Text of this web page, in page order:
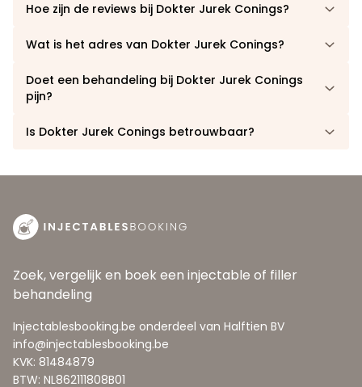
Hoe zijn de reviews bij Dokter Jurek Conings?
Wat is het adres van Dokter Jurek Conings?
Doet een behandeling bij Dokter Jurek Conings
pijn?
Is Dokter Jurek Conings betrouwbaar?
Zoek, vergelijk en boek een injectable of filler
behandeling
Injectablesbooking.be onderdeel van Halftien BV
info@injectablesbooking.be
KVK: 81484879
BTW: NL862111808B01